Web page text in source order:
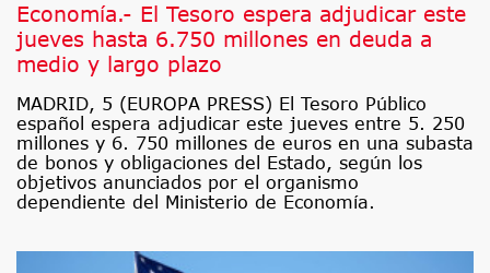
Economía.- El Tesoro espera adjudicar este
jueves hasta 6.750 millones en deuda a
medio y largo plazo
MADRID, 5 (EUROPA PRESS) El Tesoro Público
español espera adjudicar este jueves entre 5. 250
millones y 6. 750 millones de euros en una subasta
de bonos y obligaciones del Estado, según los
objetivos anunciados por el organismo
dependiente del Ministerio de Economía.